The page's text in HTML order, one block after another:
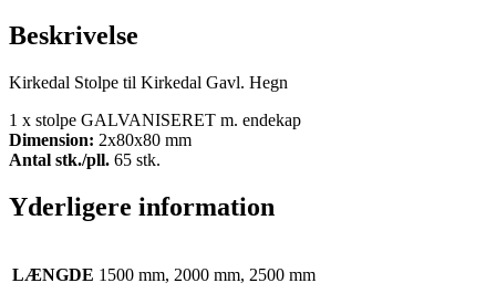
Beskrivelse
Kirkedal Stolpe til Kirkedal Gavl. Hegn
1 x stolpe GALVANISERET m. endekap
Dimension: 2x80x80 mm
Antal stk./pll. 65 stk.
Yderligere information
LÆNGDE 1500 mm, 2000 mm, 2500 mm